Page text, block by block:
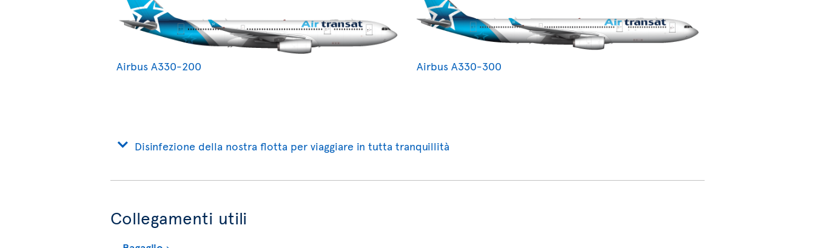
Airbus A330-200 Airbus A330-300
Disinfezione della nostra flotta per viaggiare in tutta tranquillità
Collegamenti utili